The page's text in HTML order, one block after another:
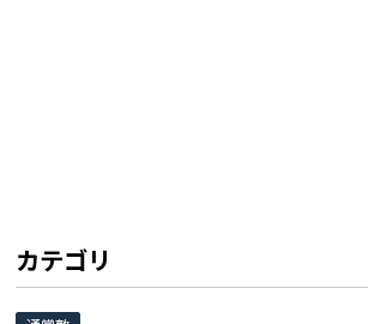
カテゴリ